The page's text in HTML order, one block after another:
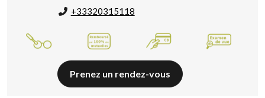
+33320315118
Prenez un rendez-vous